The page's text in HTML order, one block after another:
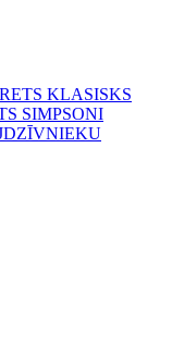
KLASISKS
SIMPSONI